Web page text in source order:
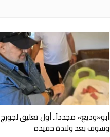
أبو«وديع» مجدداً.. أول تعليق لجورج
وسوف بعد ولادة حفيده